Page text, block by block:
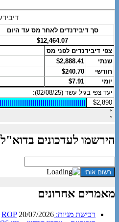
הירשמו לעדכונים בדוא"ל
מאמרים אחרונים
רכישת מניות: ROP 20/07/2026